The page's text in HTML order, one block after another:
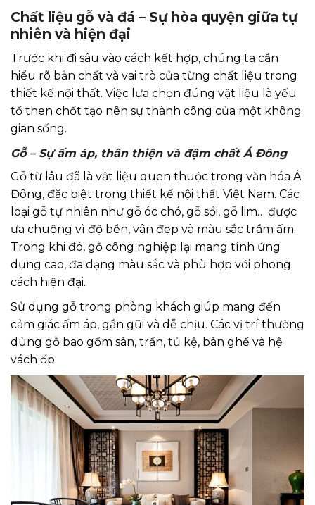
Chất liệu gỗ và đá – Sự hòa quyện giữa tự
nhiên và hiện đại
Trước khi đi sâu vào cách kết hợp, chúng ta cần
hiểu rõ bản chất và vai trò của từng chất liệu trong
thiết kế nội thất. Việc lựa chọn đúng vật liệu là yếu
tố then chốt tạo nên sự thành công của một không
gian sống.
Gỗ – Sự ấm áp, thân thiện và đậm chất Á Đông
Gỗ từ lâu đã là vật liệu quen thuộc trong văn hóa Á
Đông, đặc biệt trong thiết kế nội thất Việt Nam. Các
loại gỗ tự nhiên như gỗ óc chó, gỗ sồi, gỗ lim… được
ưa chuộng vì độ bền, vân đẹp và màu sắc trầm ấm.
Trong khi đó, gỗ công nghiệp lại mang tính ứng
dụng cao, đa dạng màu sắc và phù hợp với phong
cách hiện đại.
Sử dụng gỗ trong phòng khách giúp mang đến
cảm giác ấm áp, gần gũi và dễ chịu. Các vị trí thường
dùng gỗ bao gồm sàn, trần, tủ kệ, bàn ghế và hệ
vách ốp.